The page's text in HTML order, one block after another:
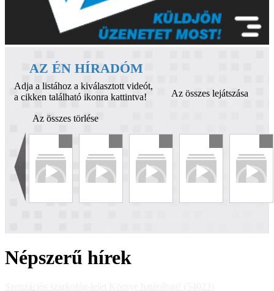
AZ ÉN HÍRADÓM
Adja a listához a kiválasztott videót,
a cikken található ikonra kattintva!
Az összes lejátszása
Az összes törlése
Népszerű hírek